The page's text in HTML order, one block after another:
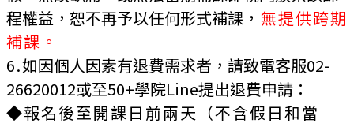
程權益，恕不再予以任何形式補課 ， 無提供跨期
補課。
6.如因個人因素有退費需求者，請致電客服02-
26620012或至50+學院Line提出退費申請：
◆報名後至開課日前兩天（不含假日和當